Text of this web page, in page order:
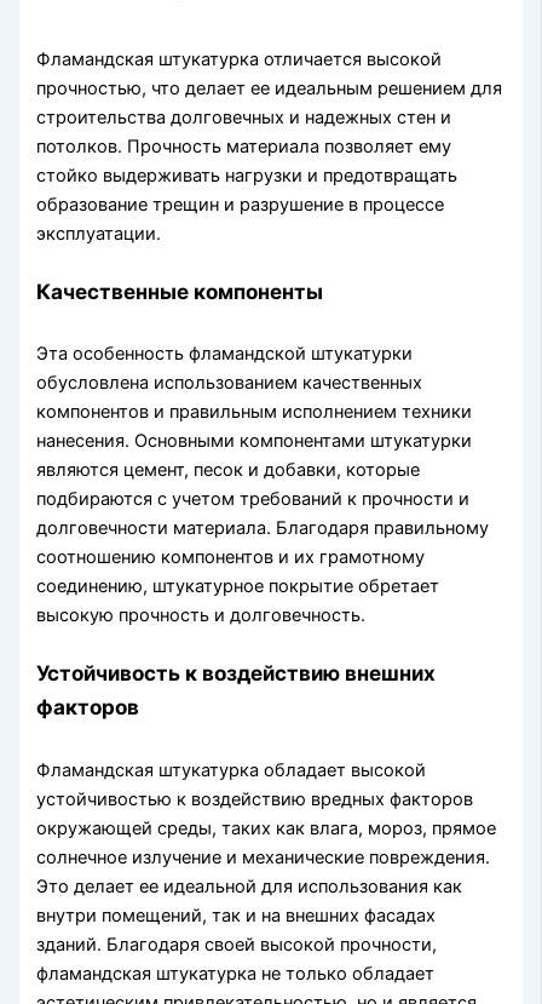
Фламандская штукатурка отличается высокой
прочностью, что делает ее идеальным решением для
строительства долговечных и надежных стен и
потолков. Прочность материала позволяет ему
стойко выдерживать нагрузки и предотвращать
образование трещин и разрушение в процессе
эксплуатации.
Качественные компоненты
Эта особенность фламандской штукатурки
обусловлена использованием качественных
компонентов и правильным исполнением техники
нанесения. Основными компонентами штукатурки
являются цемент, песок и добавки, которые
подбираются с учетом требований к прочности и
долговечности материала. Благодаря правильному
соотношению компонентов и их грамотному
соединению, штукатурное покрытие обретает
высокую прочность и долговечность.
Устойчивость к воздействию внешних
факторов
Фламандская штукатурка обладает высокой
устойчивостью к воздействию вредных факторов
окружающей среды, таких как влага, мороз, прямое
солнечное излучение и механические повреждения.
Это делает ее идеальной для использования как
внутри помещений, так и на внешних фасадах
зданий. Благодаря своей высокой прочности,
фламандская штукатурка не только обладает